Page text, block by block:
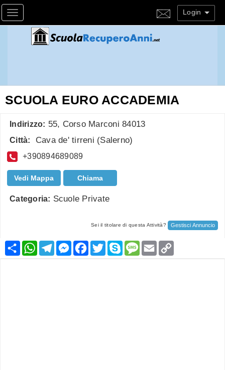
Toggle navigation Login
SCUOLA EURO ACCADEMIA
Indirizzo: 55, Corso Marconi 84013
Città: Cava de' tirreni (Salerno)
+390894689089
Vedi Mappa Chiama
Categoria: Scuole Private
Sei il titolare di questa Attività? Gestisci Annuncio
CondividiWhatsApp
TelegramMessenger
Facebook
TwitterSkypeMessage
Email